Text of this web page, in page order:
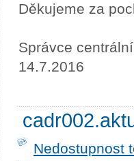
Děkujeme za
Správce
14.7.2016
Nedostupnost